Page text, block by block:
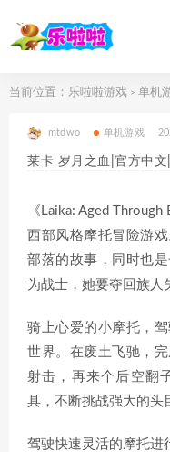
当前位置： 乐啦啦游戏 > 单机
mtdwo 单机游戏
莱卡 岁月之血|官方中
《Laika: Aged
西部风格摩托冒险游
部落的故事，同时也
为战士，她要夺回族人
骑上心爱的小摩托，
世界。在废土飞驰，
射击，再来个后空翻
具，不断挑战强大的头
驾驶快速灵活的摩托进